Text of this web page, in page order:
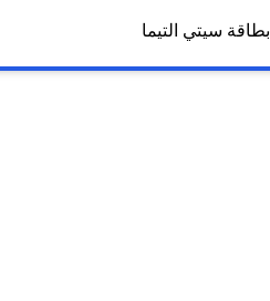
بطاقة سيتي التيما